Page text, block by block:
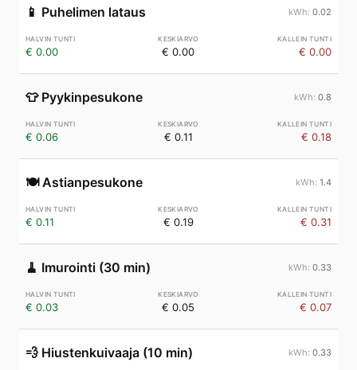
📱 Puhelimen lataus 0.02
€ 0.00 € 0.00 € 0.00
👕 Pyykinpesukone 0.8
€ 0.06 € 0.11 € 0.18
🍽️ Astianpesukone 1.4
€ 0.11 € 0.19 € 0.31
🧹 Imurointi (30 min) 0.33
€ 0.03 € 0.05 € 0.07
💨 Hiustenkuivaaja (10 min) 0.33